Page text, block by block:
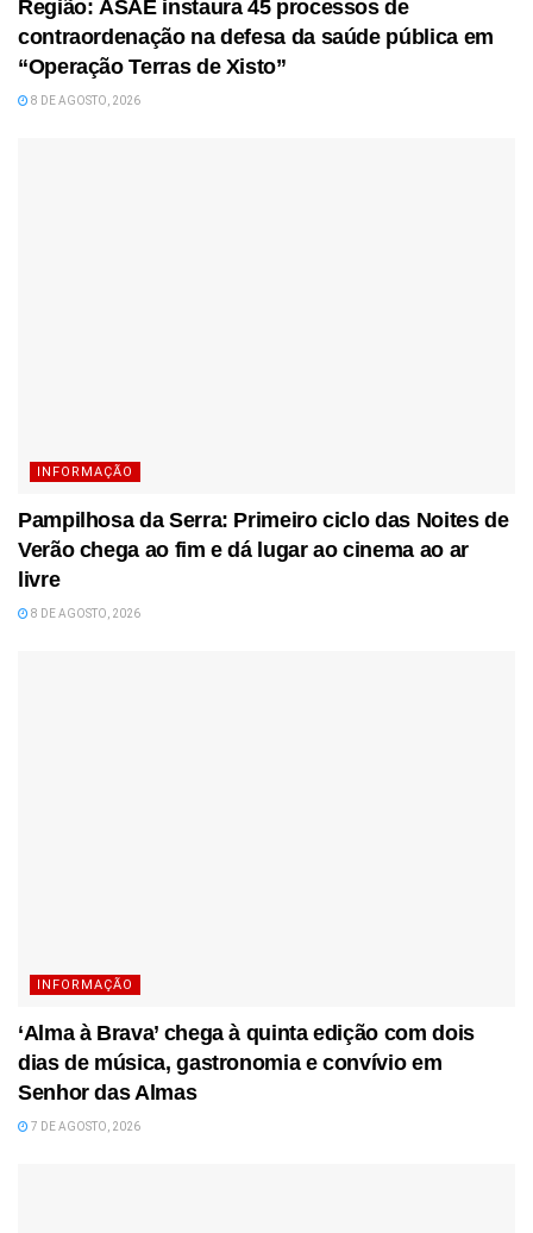
Região: ASAE instaura 45 processos de
contraordenação na defesa da saúde pública em
“Operação Terras de Xisto”
8 DE AGOSTO, 2026
INFORMAÇÃO
Pampilhosa da Serra: Primeiro ciclo das Noites de
Verão chega ao fim e dá lugar ao cinema ao ar
livre
8 DE AGOSTO, 2026
INFORMAÇÃO
‘Alma à Brava’ chega à quinta edição com dois
dias de música, gastronomia e convívio em
Senhor das Almas
7 DE AGOSTO, 2026